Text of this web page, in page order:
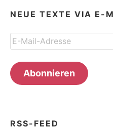
NEUE TEXTE VIA E-
E-
Mail-
Adresse
Abonnieren
RSS-FEED